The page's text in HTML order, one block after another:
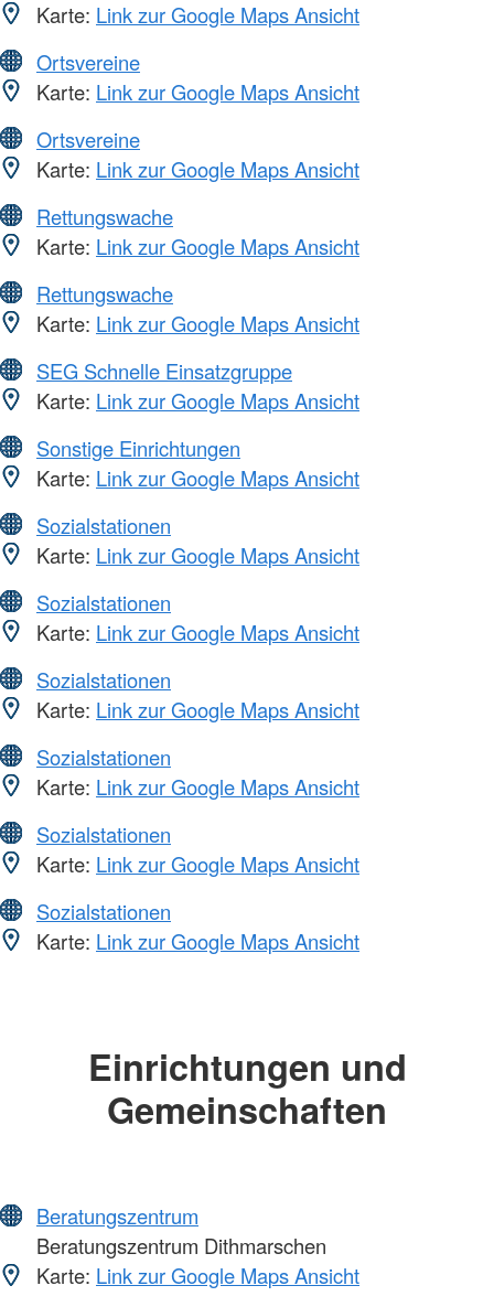
Karte: Link zur Google Maps Ansicht
Ortsvereine
Karte: Link zur Google Maps Ansicht
Ortsvereine
Karte: Link zur Google Maps Ansicht
Rettungswache
Karte: Link zur Google Maps Ansicht
Rettungswache
Karte: Link zur Google Maps Ansicht
SEG Schnelle Einsatzgruppe
Karte: Link zur Google Maps Ansicht
Sonstige Einrichtungen
Karte: Link zur Google Maps Ansicht
Sozialstationen
Karte: Link zur Google Maps Ansicht
Sozialstationen
Karte: Link zur Google Maps Ansicht
Sozialstationen
Karte: Link zur Google Maps Ansicht
Sozialstationen
Karte: Link zur Google Maps Ansicht
Sozialstationen
Karte: Link zur Google Maps Ansicht
Sozialstationen
Karte: Link zur Google Maps Ansicht
Einrichtungen und
Gemeinschaften
Beratungszentrum
Beratungszentrum Dithmarschen
Karte: Link zur Google Maps Ansicht